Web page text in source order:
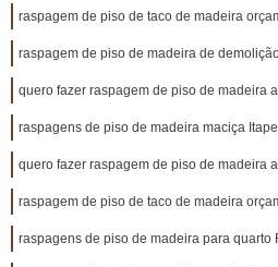
raspagem de piso de taco de madeira
raspagem de piso de madeira de
quero fazer raspagem de piso de madeira
raspagens de piso de madeira maciça
quero fazer raspagem de piso de madeira
raspagem de piso de taco de madeira
raspagens de piso de madeira para quarto